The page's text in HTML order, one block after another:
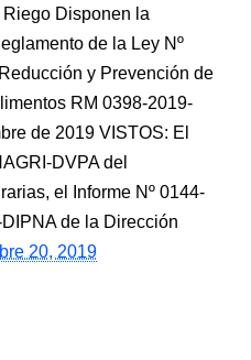
Disponen la
de la Ley Nº
y Prevención de
RM 0398-2019-
de 2019 VISTOS: El
DVPA del
el Informe Nº 0144-
de la Dirección
20, 2019